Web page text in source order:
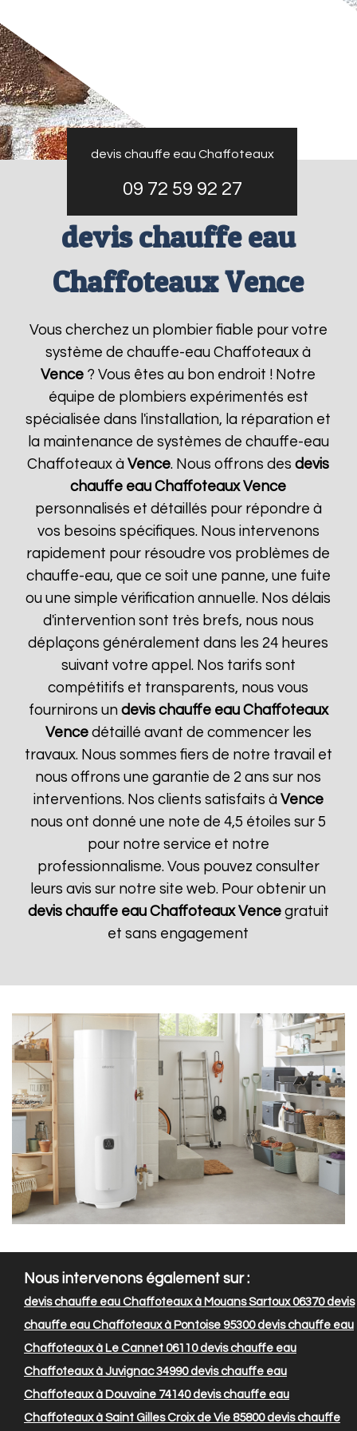
devis chauffe eau Chaffoteaux
09 72 59 92 27
devis chauffe eau
Chaffoteaux Vence
Vous cherchez un plombier fiable pour votre
système de chauffe-eau Chaffoteaux à
Vence ? Vous êtes au bon endroit ! Notre
équipe de plombiers expérimentés est
spécialisée dans l'installation, la réparation et
la maintenance de systèmes de chauffe-eau
Chaffoteaux àVence. Nous offrons desdevis
chauffe eau Chaffoteaux Vence
personnalisés et détaillés pour répondre à
vos besoins spécifiques. Nous intervenons
rapidement pour résoudre vos problèmes de
chauffe-eau, que ce soit une panne, une fuite
ou une simple vérification annuelle. Nos délais
d'intervention sont très brefs, nous nous
déplaçons généralement dans les 24 heures
suivant votre appel. Nos tarifs sont
compétitifs et transparents, nous vous
fournirons un devis chauffe eau Chaffoteaux
Vencedétaillé avant de commencer les
travaux. Nous sommes fiers de notre travail et
nous offrons une garantie de 2 ans sur nos
interventions. Nos clients satisfaits à Vence
nous ont donné une note de 4,5 étoiles sur 5
pour notre service et notre
professionnalisme. Vous pouvez consulter
leurs avis sur notre site web. Pour obtenir un
devis chauffe eau Chaffoteaux Vencegratuit
et sans engagement
Nous intervenons également sur :
devis chauffe eau Chaffoteaux à Mouans Sartoux 06370devis
chauffe eau Chaffoteaux à Pontoise 95300devis chauffe eau
Chaffoteaux à Le Cannet 06110devis chauffe eau
Chaffoteaux à Juvignac 34990devis chauffe eau
Chaffoteaux à Douvaine 74140devis chauffe eau
Chaffoteaux à Saint Gilles Croix de Vie 85800devis chauffe